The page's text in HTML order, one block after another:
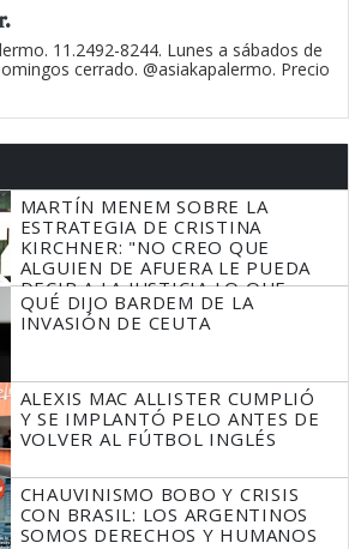
11.2492-8244. Lunes a sábados de
cerrado. @asiakapalermo. Precio
MARTÍN MENEM SOBRE LA
ESTRATEGIA DE CRISTINA
KIRCHNER: "NO CREO QUE
ALGUIEN DE AFUERA LE PUEDA
DECIR A LA JUSTICIA LO QUE
TIENE QUE HACER"
QUÉ DIJO BARDEM DE LA
INVASIÓN DE CEUTA
ALEXIS MAC ALLISTER CUMPLIÓ
Y SE IMPLANTÓ PELO ANTES DE
VOLVER AL FÚTBOL INGLÉS
CHAUVINISMO BOBO Y CRISIS
CON BRASIL: LOS ARGENTINOS
SOMOS DERECHOS Y HUMANOS